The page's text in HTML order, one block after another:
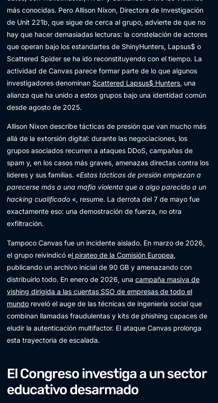
más conocidas. Pero Allison Nixon, Directora de Investigación
de Unit 221b, que sigue de cerca al grupo, advierte de que no
hay que hacer demasiadas lecturas: la constelación de actores
que operan bajo los estandartes de ShinyHunters, Lapsus$ o
Scattered Spider se ha ido reconstituyendo con el tiempo. La
actividad de Canvas parece formar parte de lo que algunos
investigadores denominan Scattered Lapsus$ Hunters, una
alianza que ha unido a estos grupos bajo una identidad común
desde agosto de 2025.
Allison Nixon describe tácticas de presión que van mucho más
allá de la extorsión digital: durante las negociaciones, los
grupos asociados recurren a ataques DDoS, campañas de
spam y, en los casos más graves, amenazas directas contra los
líderes y sus familias. «Estas tácticas de presión empiezan a
parecerse más a una mafia violenta que a algo parecido a un
hacking cualificado «, resume. La derrota del 7 de mayo fue
exactamente eso: una demostración de fuerza, no otra
exfiltración.
Tampoco Canvas fue un incidente aislado. En marzo de 2026,
el grupo reivindicó el pirateo de la Comisión Europea,
publicando un archivo inicial de 90 GB y amenazando con
distribuirlo todo. En enero de 2026, una campaña masiva de
vishing dirigida a las cuentas SSO de empresas de todo el
mundo reveló el auge de las técnicas de ingeniería social que
combinan llamadas fraudulentas y kits de phishing capaces de
eludir la autenticación multifactor. El ataque Canvas prolonga
esta trayectoria de escalada.
El Congreso investiga a un sector
educativo desarmado